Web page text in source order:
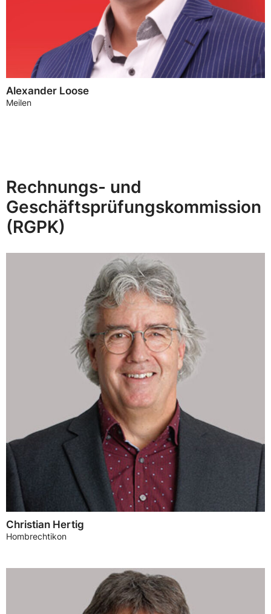
Alexander Loose
Meilen
Rechnungs- und
Geschäftsprüfungskommission
(RGPK)
Christian Hertig
Hombrechtikon